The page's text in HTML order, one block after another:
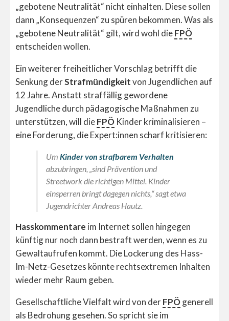
„gebotene Neutralität“ nicht einhalten. Diese sollen
dann „Konsequenzen“ zu spüren bekommen. Was als
„gebotene Neutralität“ gilt, wird wohl dieFPÖ
entscheiden wollen.
Ein weiterer freiheitlicher Vorschlag betrifft die
Senkung derStrafmündigkeitvon Jugendlichen auf
12 Jahre. Anstatt straffällig gewordene
Jugendliche durch pädagogische Maßnahmen zu
unterstützen, will dieFPÖ Kinder kriminalisieren –
eine Forderung, die Expert:innen scharf kritisieren:
Um Kinder von strafbarem Verhalten
abzubringen, „sind Prävention und
Streetwork die richtigen Mittel. Kinder
einsperren bringt dagegen nichts,“sagt etwa
Jugendrichter Andreas Hautz.
Hasskommentare im Internet sollen hingegen
künftig nur noch dann bestraft werden, wenn es zu
Gewaltaufrufen kommt. Die Lockerung des Hass-
Im-Netz-Gesetzes könnte rechtsextremen Inhalten
wieder mehr Raum geben.
Gesellschaftliche Vielfalt wird von derFPÖgenerell
als Bedrohung gesehen. So spricht sie im